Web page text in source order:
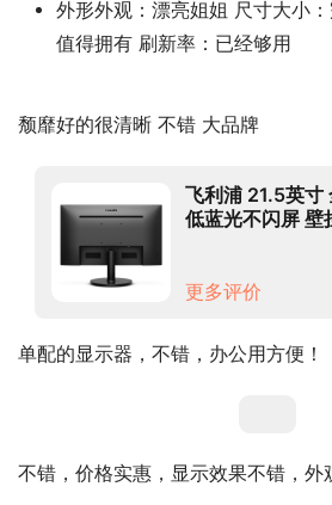
外形外观：漂亮姐姐 尺寸大小
值得拥有 刷新率：已经够用
颓靡好的很清晰 不错 大品牌
飞利浦 21.5英寸
低蓝光不闪屏
更多评价
单配的显示器，不错，办公用方便！
不错，价格实惠，显示效果不错，外